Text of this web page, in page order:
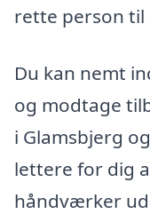
rette person til
Du kan nemt
og modtage
i Glamsbjerg
lettere for dig
håndværker